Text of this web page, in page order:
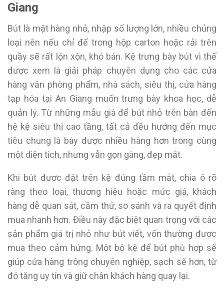
Giang
Bút là mặt hàng nhỏ, nhập số lượng lớn, nhiều chủng
loại nên nếu chỉ để trong hộp carton hoặc rải trên
quầy sẽ rất lộn xộn, khó bán. Kệ trưng bày bút vì thế
được xem là giải pháp chuyên dụng cho các cửa
hàng văn phòng phẩm, nhà sách, siêu thị, cửa hàng
tạp hóa tại An Giang muốn trưng bày khoa học, dễ
quản lý. Từ những mẫu giá để bút nhỏ trên bàn đến
hệ kệ siêu thị cao tầng, tất cả đều hướng đến mục
tiêu chung là bày được nhiều hàng hơn trong cùng
một diện tích, nhưng vẫn gọn gàng, đẹp mắt.
Khi bút được đặt trên kệ đúng tầm mắt, chia ô rõ
ràng theo loại, thương hiệu hoặc mức giá, khách
hàng dễ quan sát, cầm thử, so sánh và ra quyết định
mua nhanh hơn. Điều này đặc biệt quan trọng với các
sản phẩm giá trị nhỏ như bút viết, vốn thường được
mua theo cảm hứng. Một bộ kệ để bút phù hợp sẽ
giúp cửa hàng trông chuyên nghiệp, sạch sẽ hơn, từ
đó tăng uy tín và giữ chân khách hàng quay lại.